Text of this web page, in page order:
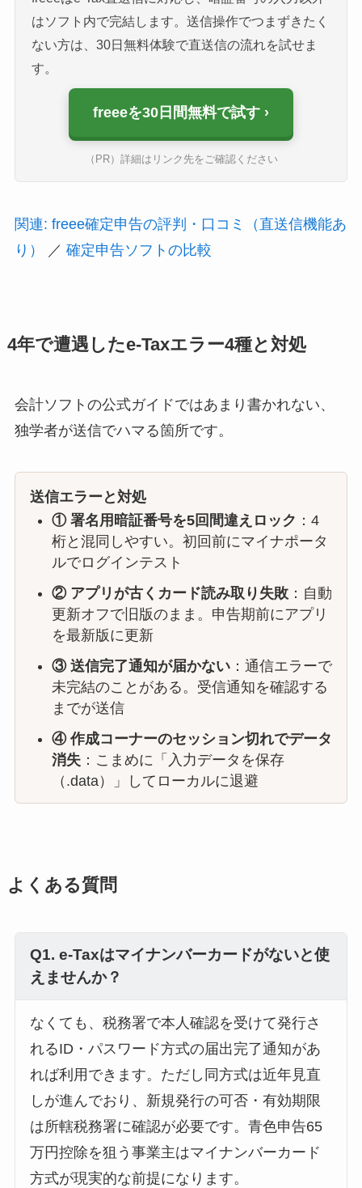
はソフト内で完結します。送信操作でつまずきたく
ない方は、30日無料体験で直送信の流れを試せま
す。
freeeを30日間無料で試す
（PR）詳細はリンク先をご確認ください
関連: freee確定申告の評判・口コミ（直送信機能あ
り）
／ 確定申告ソフトの比較
4年で遭遇したe-Taxエラー4種と対処
会計ソフトの公式ガイドではあまり書かれない、
独学者が送信でハマる箇所です。
送信エラーと対処
① 署名用暗証番号を5回間違えロック ：4
桁と混同しやすい。初回前にマイナポータ
ルでログインテスト
② アプリが古くカード読み取り失敗：自動
更新オフで旧版のまま。申告期前にアプリ
を最新版に更新
③ 送信完了通知が届かない：通信エラーで
未完結のことがある。受信通知を確認する
までが送信
④ 作成コーナーのセッション切れでデータ
消失：こまめに「入力データを保存
（.data）」してローカルに退避
よくある質問
Q1. e-Taxはマイナンバーカードがないと使
えませんか？
なくても、税務署で本人確認を受けて発行さ
れるID・パスワード方式の届出完了通知があ
れば利用できます。ただし同方式は近年見直
しが進んでおり、新規発行の可否・有効期限
は所轄税務署に確認が必要です。青色申告65
万円控除を狙う事業主はマイナンバーカード
方式が現実的な前提になります。